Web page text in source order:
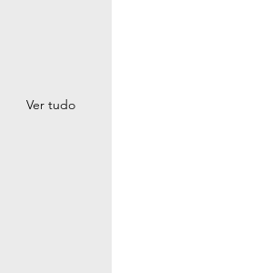
Ver tudo